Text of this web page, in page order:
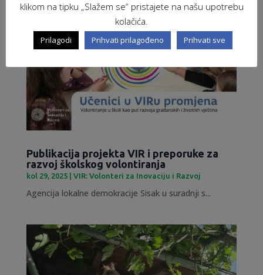
Publikacija projekta VIR i preporuke za
razvoj školskog volontiranja
kol 29, 2025| VIR: Volonteri za Inovaciju i Razvoj
Agencija lokalne demokracije Sisak u suradnji s...
klikom na tipku „Slažem se“ pristajete na našu upotrebu
kolačića.
Prilagodi Prihvati prilagođeno Prihvati sve